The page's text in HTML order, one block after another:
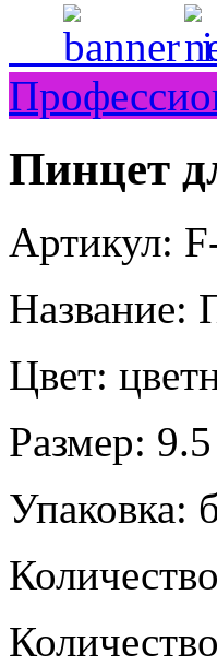
Пинцет
Артикул:
Название:
Цвет:
Размер:
Упаковка: